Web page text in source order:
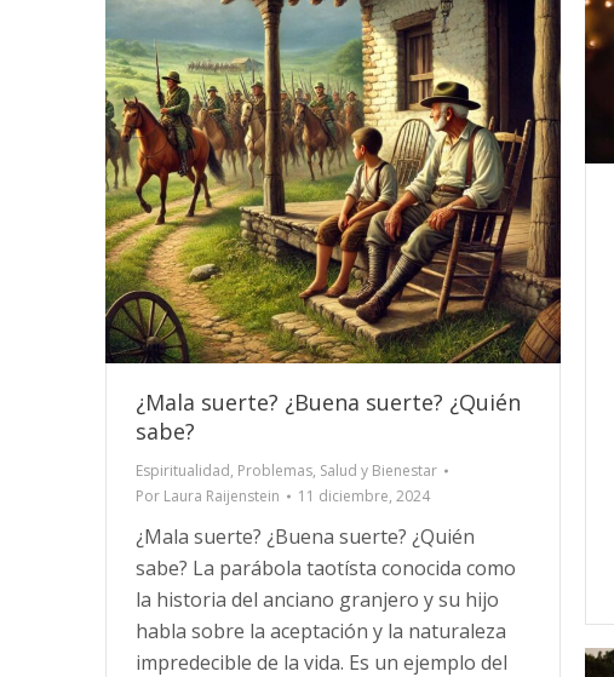
¿Mala suerte? ¿Buena suerte? ¿Quién
sabe?
Espiritualidad, Problemas, Salud y Bienestar
Por Laura Raijenstein 11 diciembre, 2024
¿Mala suerte? ¿Buena suerte? ¿Quién
sabe? La parábola taotísta conocida como
la historia del anciano granjero y su hijo
habla sobre la aceptación y la naturaleza
impredecible de la vida. Es un ejemplo del